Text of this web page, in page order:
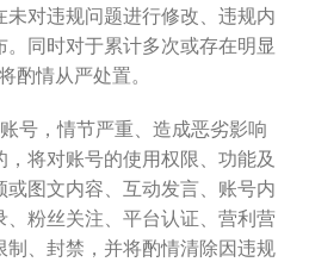
对违规问题进行修改、违规内
同时对于累计多次或存在明显
酌情从严处置。
号，情节严重、造成恶劣影响
将对账号的使用权限、功能及
图文内容、互动发言、账号内
粉丝关注、平台认证、营利营
、封禁，并将酌情清除因违规